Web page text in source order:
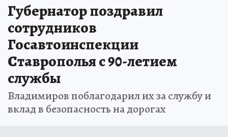
Губернатор поздравил
сотрудников
Госавтоинспекции
Ставрополья с 90-летием
службы
Владимиров поблагодарил их за службу и
вклад в безопасность на дорогах